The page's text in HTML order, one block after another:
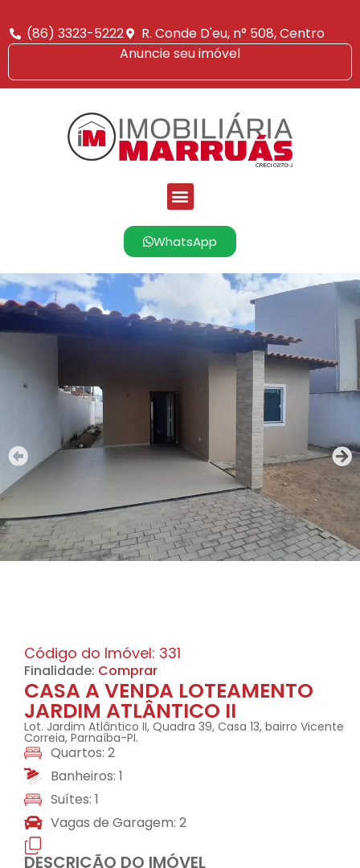
(86) 3323-5222
R. Conde D'eu, n° 508, Centro
Anuncie seu imóvel
WhatsApp
Código do Imóvel: 331
Finalidade: Comprar
CASA A VENDA LOTEAMENTO
JARDIM ATLÂNTICO II
Lot. Jardim Atlântico II, Quadra 39, Casa 13, bairro Vicente
Correia, Parnaíba-PI.
Quartos: 2
Banheiros: 1
Suítes: 1
Vagas de Garagem: 2
DESCRIÇÃO DO IMÓVEL